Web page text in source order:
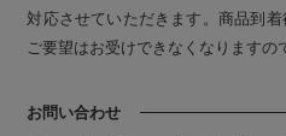
対応させていただきます。商品到
ご要望はお受けできなくなりますの
お問い合わせ